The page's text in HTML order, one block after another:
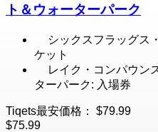
ト＆ウォーターパーク
シックスフラッグス
ケット
レイク・コンパウン
ターパーク: 入場券
Tiqets最安価格：
$79.99
$75.99